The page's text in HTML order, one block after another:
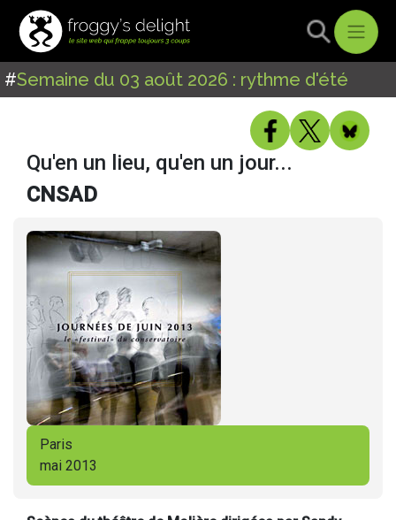
#Semaine du 03 août 2026 : rythme d'été
Qu'en un lieu, qu'en un jour...
CNSAD
Paris
mai 2013